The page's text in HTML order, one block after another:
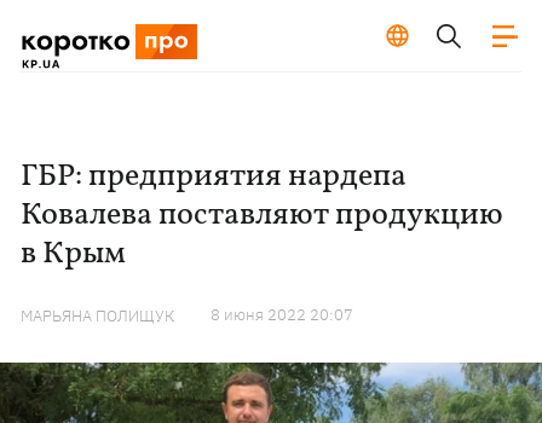
ГБР: предприятия нардепа
Ковалева поставляют продукцию
в Крым
МАРЬЯНА ПОЛИЩУК 8 июня 2022 20:07